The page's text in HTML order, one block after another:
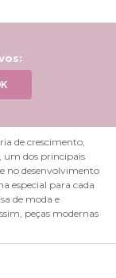
de crescimento,
um dos principais
no desenvolvimento
especial para cada
de moda e
peças modernas